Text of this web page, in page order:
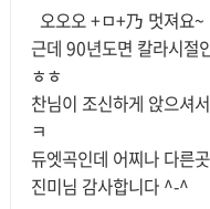
오오오 +ㅁ+乃 멋져요~
근데 90년도면 칼라시절
ㅎㅎ
찬님이 조신하게 앉으셔
ㅋ
듀엣곡인데 어찌나 다른
진미님 감사합니다 ^-^